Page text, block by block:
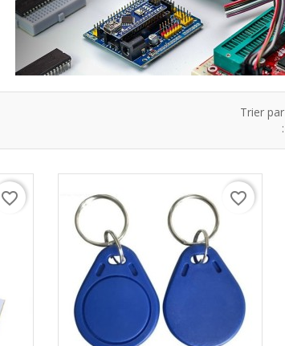
Trier par
:
favorite_border favorite_border